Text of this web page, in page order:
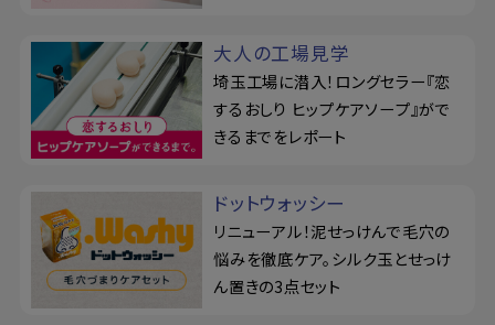
大人の工場見学
埼玉工場に潜入！ロングセラー『恋
するおしり ヒップケアソープ』がで
きるまでをレポート
ドットウォッシー
リニューアル！泥せっけんで毛穴の
悩みを徹底ケア。シルク玉とせっけ
ん置きの3点セット